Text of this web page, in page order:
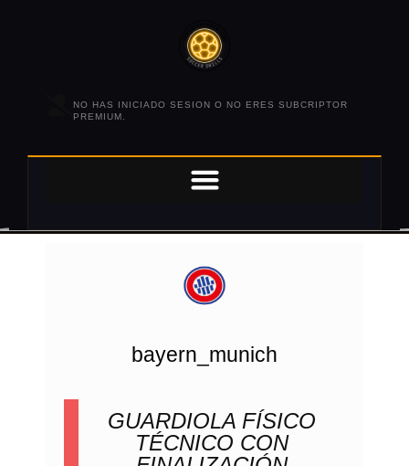
NO HAS INICIADO SESION O NO ERES SUBCRIPTOR
PREMIUM.
bayern_munich
GUARDIOLA FÍSICO
TÉCNICO CON